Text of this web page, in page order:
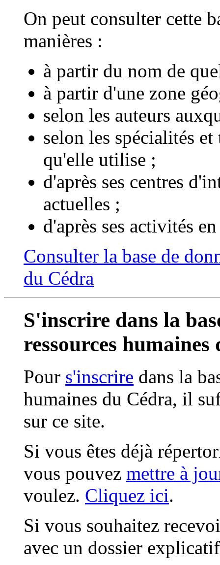
On peut consulter cette
manières :
à partir du nom de
à partir d'une zone
selon les auteurs
selon les spécialités
qu'elle utilise ;
d'après ses centres
actuelles ;
d'après ses activités
Consulter la base de
du Cédra
S'inscrire dans la
ressources humaines
Pour s'inscrire dans la
humaines du Cédra, il
sur ce site.
Si vous êtes déjà
vous pouvez mettre à
voulez. Cliquez ici.
Si vous souhaitez
avec un dossier